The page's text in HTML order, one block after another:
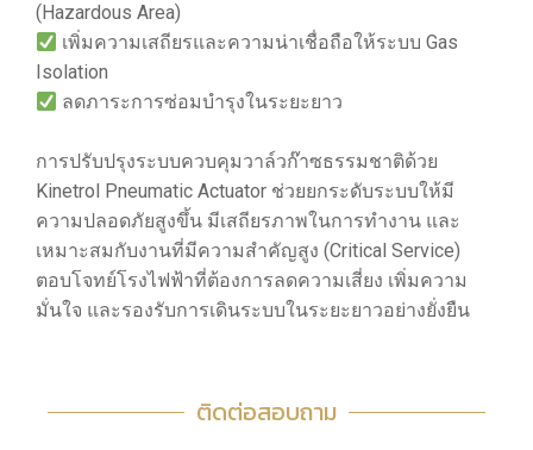
(Hazardous Area)
เพิ่มความเสถียรและความน่าเชื่อถือให้ระบบ Gas
Isolation
ลดภาระการซ่อมบำรุงในระยะยาว
การปรับปรุงระบบควบคุมวาล์วก๊าซธรรมชาติด้วย
Kinetrol Pneumatic Actuator ช่วยยกระดับระบบให้มี
ความปลอดภัยสูงขึ้น มีเสถียรภาพในการทำงาน และ
เหมาะสมกับงานที่มีความสำคัญสูง (Critical Service)
ตอบโจทย์โรงไฟฟ้าที่ต้องการลดความเสี่ยง เพิ่มความ
มั่นใจ และรองรับการเดินระบบในระยะยาวอย่างยั่งยืน
ติดต่อสอบถาม